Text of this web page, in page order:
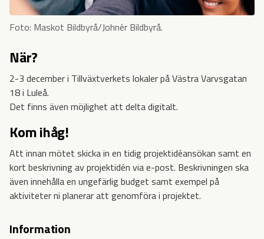
Foto: Maskot Bildbyrå/Johnér Bildbyrå.
När?
2-3 december i Tillväxtverkets lokaler på Västra Varvsgatan
18 i Luleå.
Det finns även möjlighet att delta digitalt.
Kom ihåg!
Att innan mötet skicka in en tidig projektidéansökan samt en
kort beskrivning av projektidén via e-post. Beskrivningen ska
även innehålla en ungefärlig budget samt exempel på
aktiviteter ni planerar att genomföra i projektet.
Information